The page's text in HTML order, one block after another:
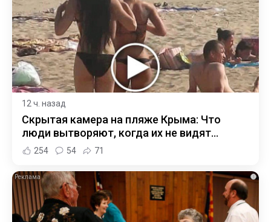
12 ч. назад
Скрытая камера на пляже Крыма: Что
люди вытворяют, когда их не видят...
254 54 71
i